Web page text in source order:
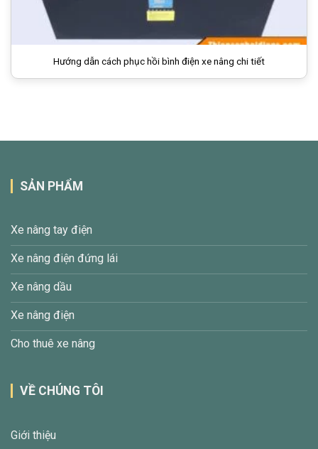
Hướng dẫn cách phục hồi bình điện xe nâng chi tiết
SẢN PHẨM
Xe nâng tay điện
Xe nâng điện đứng lái
Xe nâng dầu
Xe nâng điện
Cho thuê xe nâng
VỀ CHÚNG TÔI
Giới thiệu